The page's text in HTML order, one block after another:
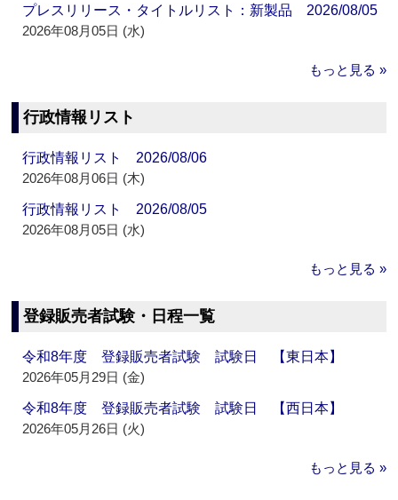
プレスリリース・タイトルリスト：新製品 2026/08/05
2026年08月05日 (水)
もっと見る »
行政情報リスト
行政情報リスト 2026/08/06
2026年08月06日 (木)
行政情報リスト 2026/08/05
2026年08月05日 (水)
もっと見る »
登録販売者試験・日程一覧
令和8年度 登録販売者試験 試験日 【東日本】
2026年05月29日 (金)
令和8年度 登録販売者試験 試験日 【西日本】
2026年05月26日 (火)
もっと見る »